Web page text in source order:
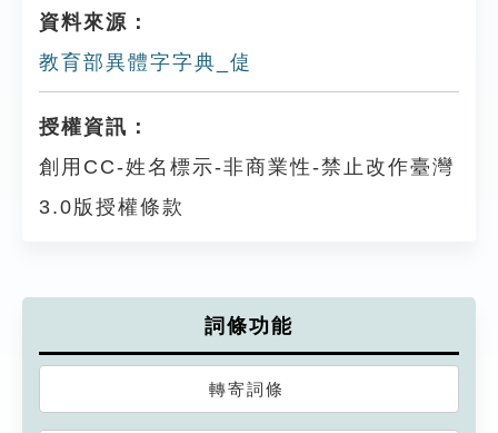
資料來源：
教育部異體字字典_偼
授權資訊：
創用CC-姓名標示-非商業性-禁止改作臺灣
3.0版授權條款
詞條功能
轉寄詞條